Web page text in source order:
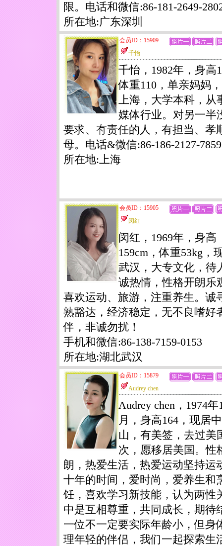
限。电话和微信:86-181-2649-
所在地:广东深圳
会员ID：15909
千怡
千怡，1982年，身高
体重110，单亲妈妈
上海，大学本科，从
媒体行业。对另一半
要求、𠕇责任的人，有担当、孝
母。电话&微信:86-186-2127-7859
所在地:上海
会员ID：15905
闵红
闵红，1969年，身高
159cm，体重53kg，
武汉，大专文化，待
诚热情，性格开朗乐
喜欢运动、旅游，注重养生。诚
熟豁达，经济稳定，无不良嗜好
伴，非诚勿扰！
手机和微信:86-138-7159-0153
所在地:湖北武汉
会员ID：15879
Audrey chen
Audrey chen，1974年
月，身高164，现居
山，有美签，去过美
次，愿移居美国。性
朗，热爱生活，热爱运动坚持运
十年的时间，爱时尚，爱养生和
饪，喜欢学习新技能，认为两性
中是互相尊重，共同成长，期待
一位不一定要实际年龄小，但身
理年轻的伴侣，我们一起探索生